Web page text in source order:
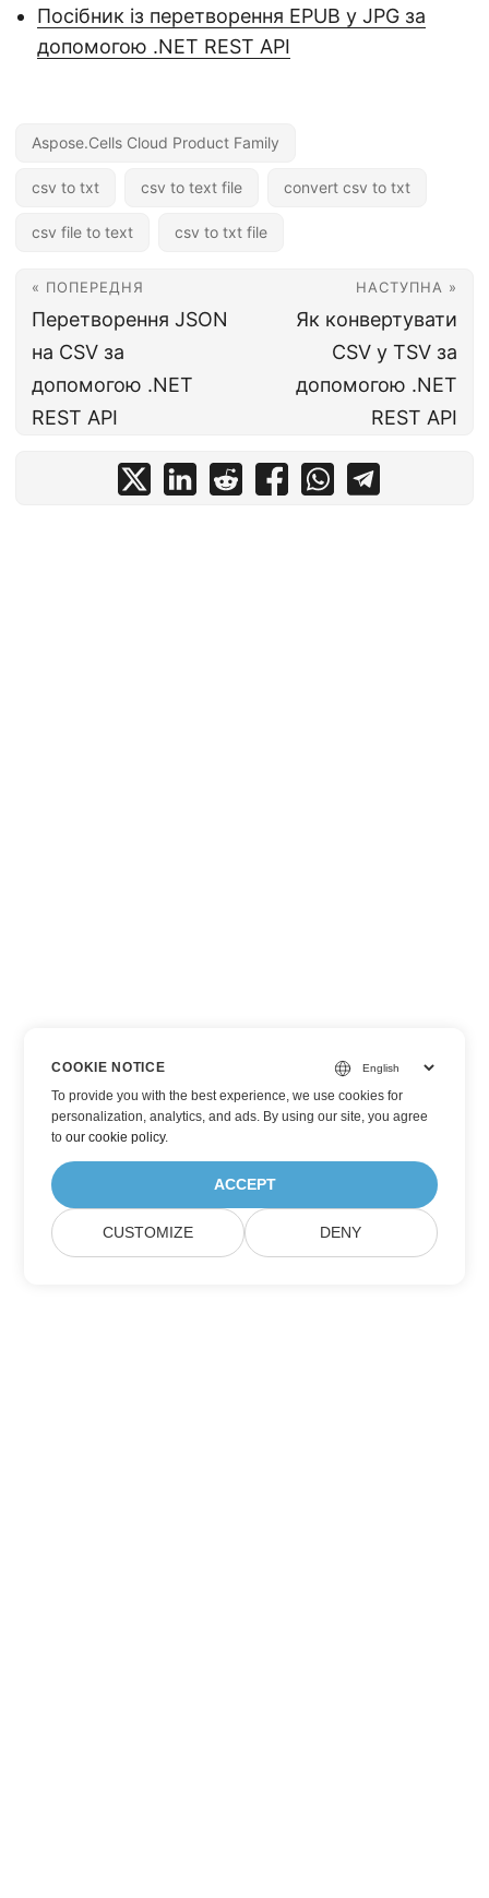
Посібник із перетворення EPUB у JPG за
допомогою .NET REST API
Aspose.Cells Cloud Product Family
csv to txt csv to text file convert csv to txt
csv file to text csv to txt file
« ПОПЕРЕДНЯ
Перетворення JSON
на CSV за
допомогою .NET
REST API
НАСТУПНА »
Як конвертувати
CSV у TSV за
допомогою .NET
REST API
COOKIE NOTICE
To provide you with the best experience, we use cookies for
personalization, analytics, and ads. By using our site, you agree
toour cookie policy.
ACCEPT
CUSTOMIZE DENY